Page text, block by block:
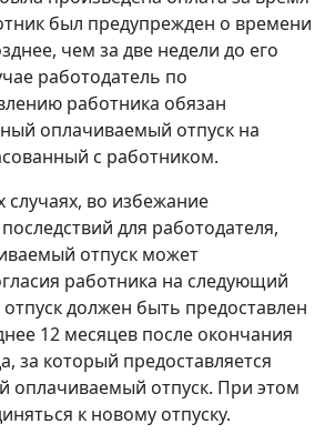
был предупрежден о времени
чем за две недели до его
работодатель по
работника обязан
оплачиваемый отпуск на
с работником.
во избежание
для работодателя,
отпуск может
работника на следующий
должен быть предоставлен
12 месяцев после окончания
за который предоставляется
оплачиваемый отпуск. При этом
к новому отпуску.